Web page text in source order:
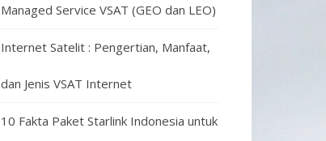
Managed Service VSAT (GEO dan LEO)
Internet Satelit : Pengertian, Manfaat,
dan Jenis VSAT Internet
10 Fakta Paket Starlink Indonesia untuk